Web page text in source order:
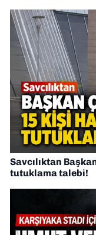
Savcılıktan
tutuklama talebi!